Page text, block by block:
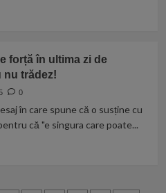
forță în ultima zi de
nu trădez!
0
în care spune că o susține cu
că "e singura care poate...